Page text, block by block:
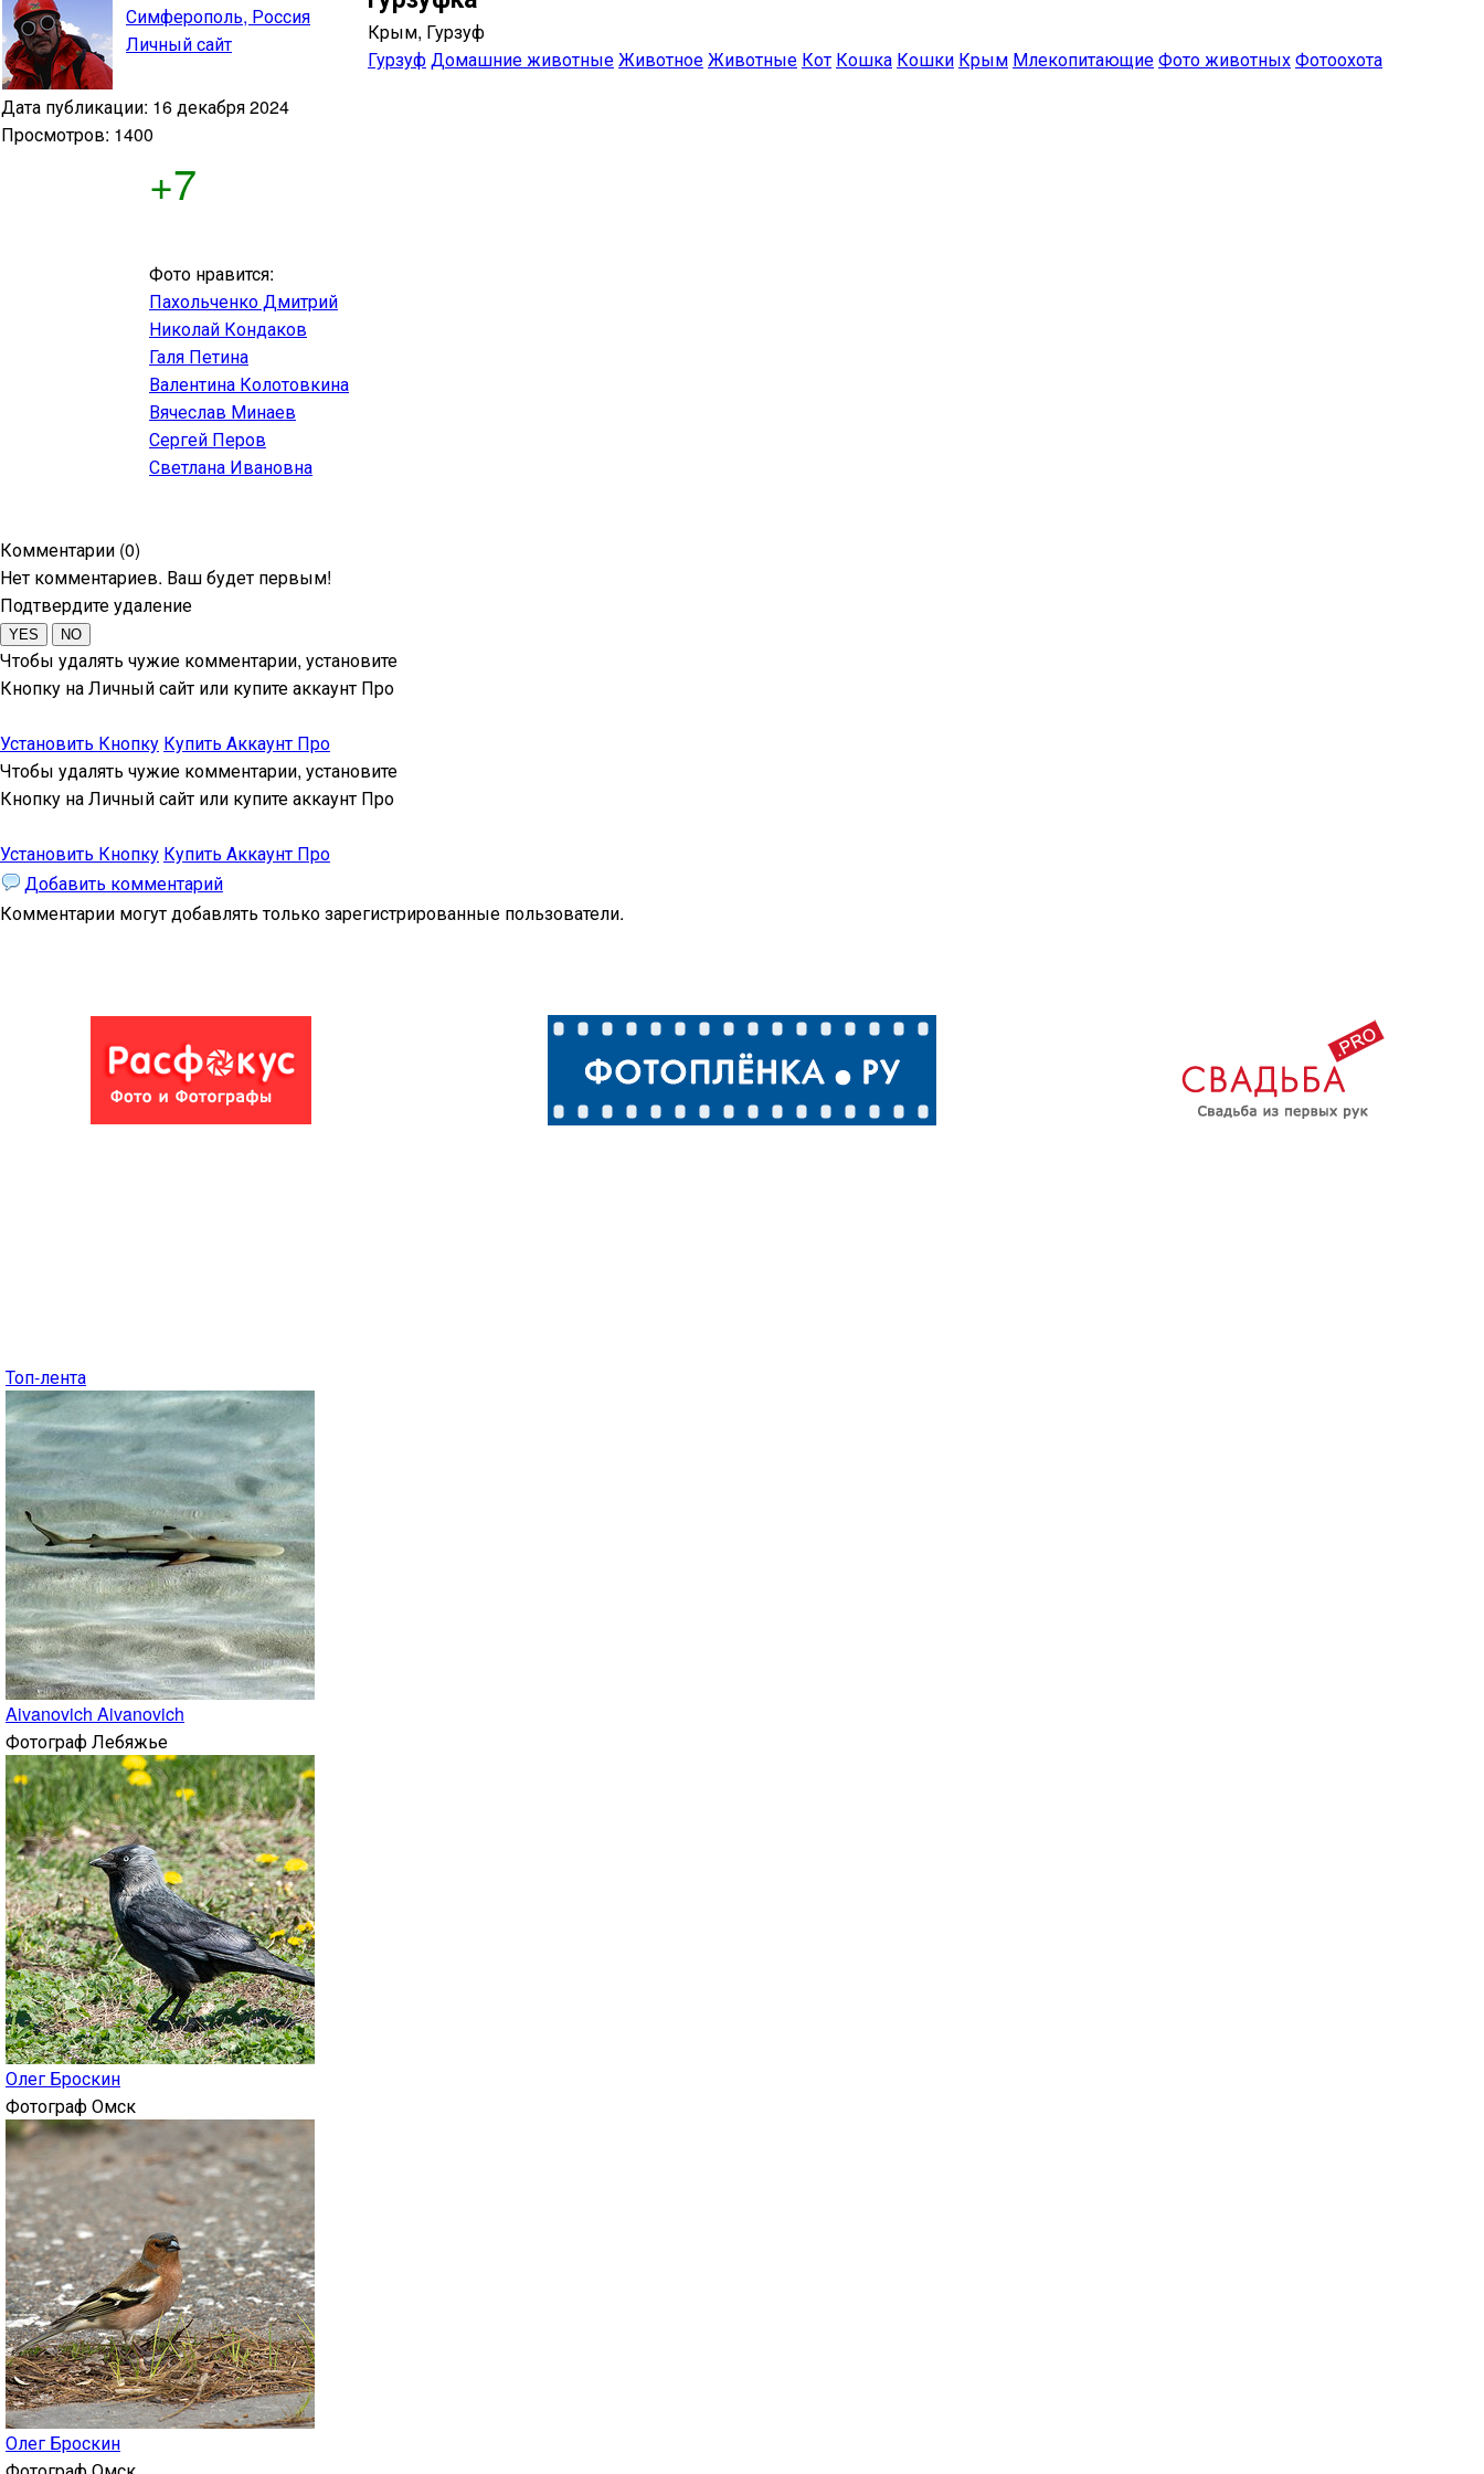
Симферополь, Россия
Личный сайт
Крым, Гурзуф
ГурзуфДомашние животныеЖивотноеЖивотные Кот Кошка Кошки Крым МлекопитающиеФото животныхФотоохота
Дата публикации: 16 декабря 2024
Просмотров: 1400
+7
Фото нравится:
Пахольченко Дмитрий
Николай Кондаков
Галя Петина
Валентина Колотовкина
Вячеслав Минаев
Сергей Перов
Светлана Ивановна
Комментарии (0)
Нет комментариев. Ваш будет первым!
Подтвердите удаление
Чтобы удалять чужие комментарии, установите
Кнопку на Личный сайт или купите аккаунт Про
Установить Кнопку Купить Аккаунт Про
Чтобы удалять чужие комментарии, установите
Кнопку на Личный сайт или купите аккаунт Про
Установить Кнопку Купить Аккаунт Про
Добавить комментарий
Комментарии могут добавлять толькозарегистрированные пользователи.
Топ-лента
Aivanovich Aivanovich
ФотографЛебяжье
Олег Броскин
ФотографОмск
Олег Броскин